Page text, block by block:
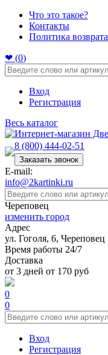
Что это такое?
Контакты
Политика возврата
❤ (0)
Вход
Регистрация
Весь каталог
8 (800) 444-02-51
Заказать звонок
E-mail:
info@2kartinki.ru
Череповец
изменить город
Адрес
ул. Гоголя, 6, Череповец
Время работы 24/7
Доставка
от 3 дней от 170 руб
0
0
Вход
Регистрация